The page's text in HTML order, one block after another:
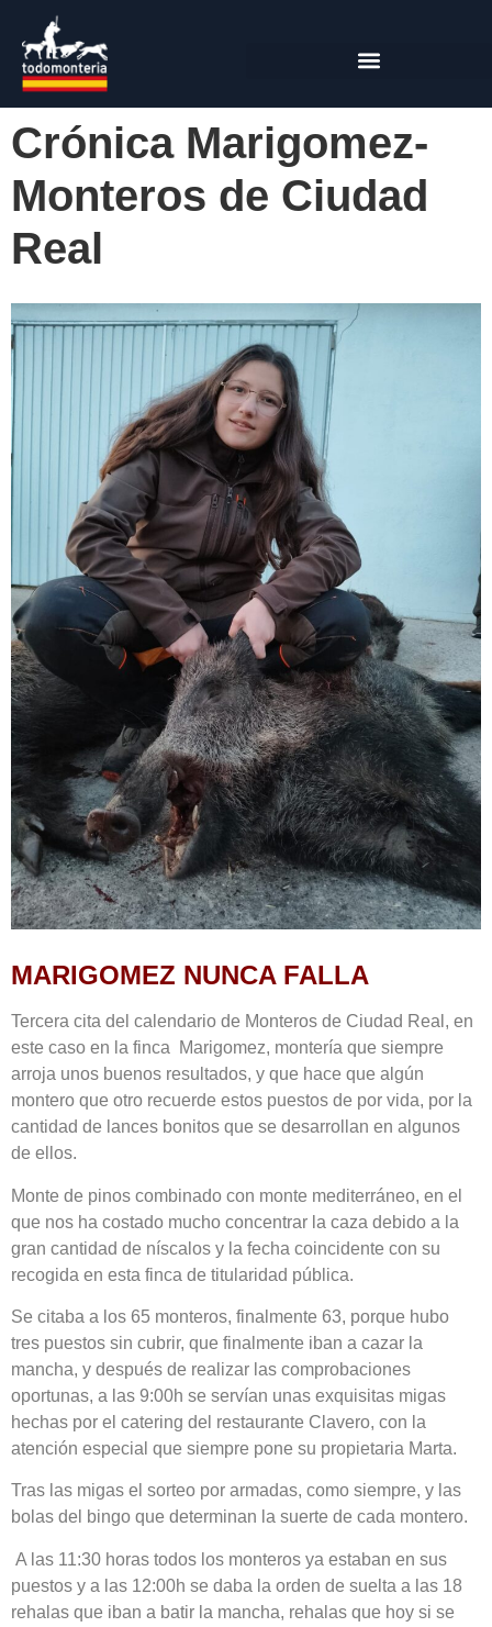
Crónica Marigomez-
Monteros de Ciudad
Real
MARIGOMEZ NUNCA FALLA
Tercera cita del calendario de Monteros de Ciudad Real, en
este caso en la finca Marigomez, montería que siempre
arroja unos buenos resultados, y que hace que algún
montero que otro recuerde estos puestos de por vida, por la
cantidad de lances bonitos que se desarrollan en algunos
de ellos.
Monte de pinos combinado con monte mediterráneo, en el
que nos ha costado mucho concentrar la caza debido a la
gran cantidad de níscalos y la fecha coincidente con su
recogida en esta finca de titularidad pública.
Se citaba a los 65 monteros, finalmente 63, porque hubo
tres puestos sin cubrir, que finalmente iban a cazar la
mancha, y después de realizar las comprobaciones
oportunas, a las 9:00h se servían unas exquisitas migas
hechas por el catering del restaurante Clavero, con la
atención especial que siempre pone su propietaria Marta.
Tras las migas el sorteo por armadas, como siempre, y las
bolas del bingo que determinan la suerte de cada montero.
A las 11:30 horas todos los monteros ya estaban en sus
puestos y a las 12:00h se daba la orden de suelta a las 18
rehalas que iban a batir la mancha, rehalas que hoy si se